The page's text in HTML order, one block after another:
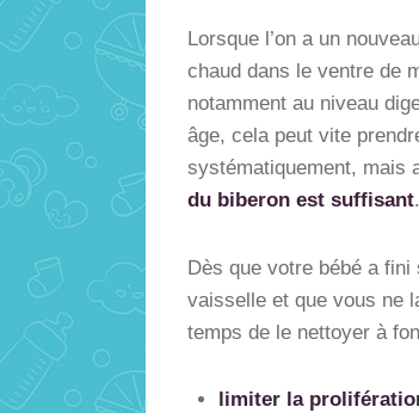
Lorsque l’on a un
chaud dans le ventre de
notamment au niveau
âge, cela peut vite
systématiquement, mais
du biberon est suffisant
Dès que votre bébé a
vaisselle et que vous ne
temps de le nettoyer à
limiter la